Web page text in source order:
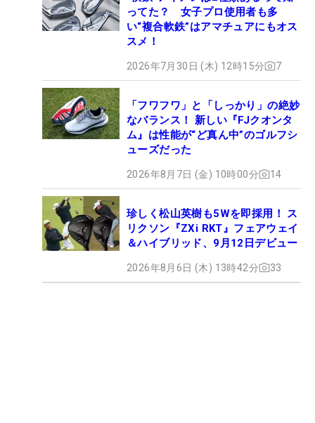
ってた？ 女子プロ使用者も多
い“複合軟鉄”はアマチュアにもオス
スメ！
2026年7月30日 (木) 12時15分 7
「フワフワ」と「しっかり」の絶妙
なバランス！ 新しい『FJクオンタ
ム』は性能が“ど真ん中”のゴルフシ
ューズだった
2026年8月7日 (金) 10時00分 14
珍しく松山英樹も5Wを即採用！ ス
リクソン『ZXi RKT』フェアウェイ
＆ハイブリッド、9月12日デビュー
2026年8月6日 (木) 13時42分 33